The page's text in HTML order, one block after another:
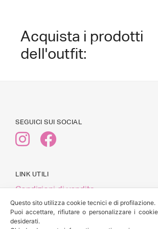
Acquista i prodotti
dell'outfit:
SEGUICI SUI SOCIAL
LINK UTILI
Condizioni di vendita
Pagamenti
Spedizioni e Resi
Questo sito utilizza cookie tecnici e di profilazione.
Puoi accettare, rifiutare o personalizzare i
desiderati.